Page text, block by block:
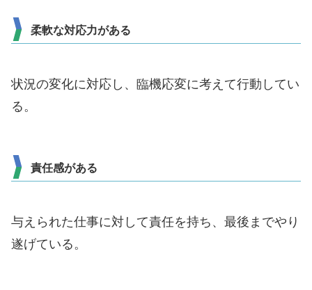
柔軟な対応力がある
状況の変化に対応し、臨機応変に考えて行動してい
る。
責任感がある
与えられた仕事に対して責任を持ち、最後までやり
遂げている。